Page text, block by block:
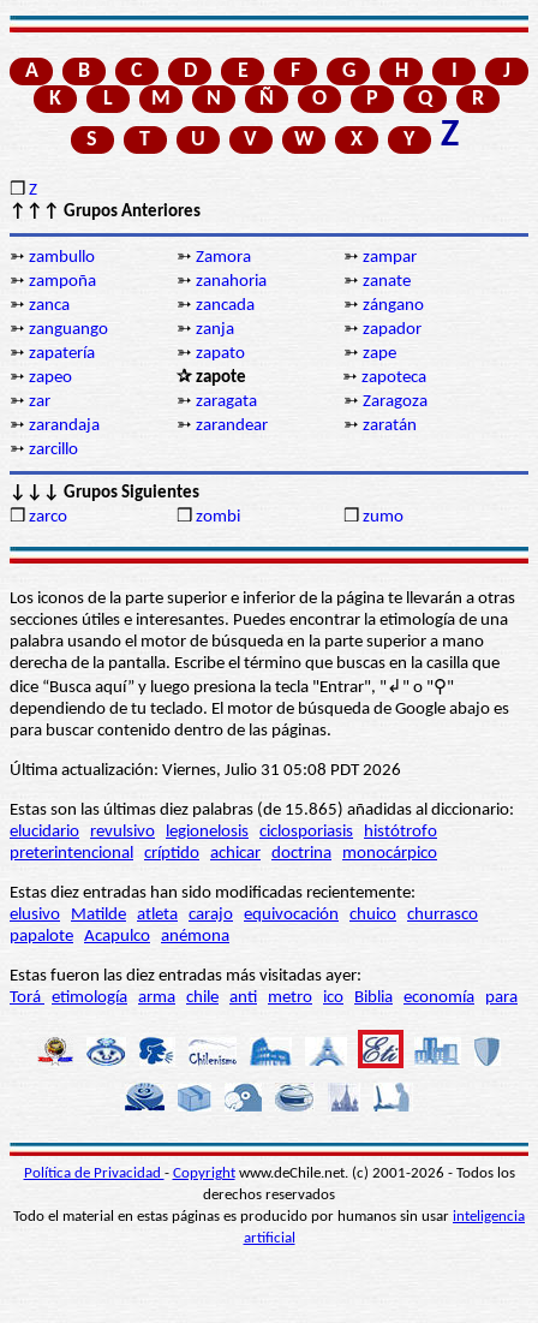
A B C D E F G H I
J
K
L M N Ñ O P Q
R
S
T U V W X Y Z
❒ Z
↑↑↑ Grupos Anteriores
➳ zambullo ➳ Zamora ➳ zampar
➳ zampoña ➳ zanahoria ➳ zanate
➳ zanca ➳ zancada ➳ zángano
➳ zanguango ➳ zanja ➳ zapador
➳ zapatería ➳ zapato ➳ zape
➳ zapeo ✰ zapote ➳ zapoteca
➳ zar ➳ zaragata ➳ Zaragoza
➳ zarandaja ➳ zarandear ➳ zaratán
➳ zarcillo
↓↓↓ Grupos Siguientes
❒ zarco ❒ zombi ❒ zumo
Los iconos de la parte superior e inferior de la página te llevarán a otras
secciones útiles e interesantes. Puedes encontrar la etimología de una
palabra usando el motor de búsqueda en la parte superior a mano
derecha de la pantalla. Escribe el término que buscas en la casilla que
dice “Busca aquí” y luego presiona la tecla "Entrar", "↲" o "⚲"
dependiendo de tu teclado. El motor de búsqueda de Google abajo es
para buscar contenido dentro de las páginas.
Última actualización: Viernes, Julio 31 05:08 PDT 2026
Estas son las últimas diez palabras (de 15.865) añadidas al diccionario:
elucidario
revulsivo legionelosis ciclosporiasis
histótrofo
preterintencional críptido achicar doctrina monocárpico
Estas diez entradas han sido modificadas recientemente:
elusivo
Matilde atleta carajo equivocación chuico churrasco
papalote Acapulco anémona
Estas fueron las diez entradas más visitadas ayer:
Torá etimología arma chile anti metro ico Biblia economía para
Política de Privacidad - Copyrightwww.deChile.net. (c) 2001-2026 - Todos los
derechos reservados
Todo el material en estas páginas es producido por humanos sin usar inteligencia
artificial